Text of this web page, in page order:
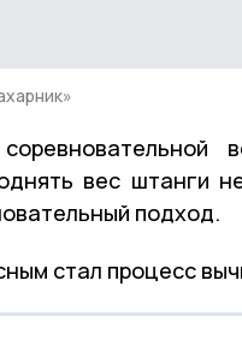
вес штанги
подход.
стал процесс